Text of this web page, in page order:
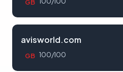
GB
avisworld.com
GB 100/100